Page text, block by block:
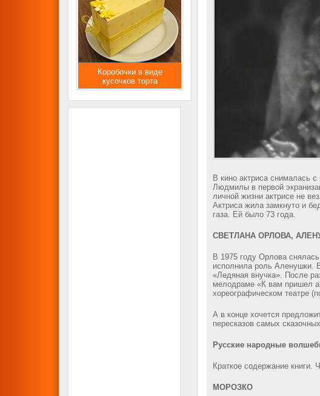
В кино актриса снималась
Людмилы в первой
личной жизни актрисе не
Актриса жила замкнуто и
газа. Ей было 73 года.
СВЕТЛАНА ОРЛОВА,
В 1975 году Орлова
исполнила роль Аленушки.
«Ледяная внучка». После
мелодраме «К вам пришел
хореографическом театре
А в конце хочется
пересказов самых
Русские народные
Краткое содержание книги.
МОРОЗКО
Коробочки в виде
кусочков торта